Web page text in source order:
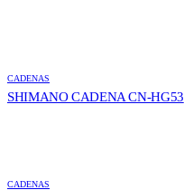
CADENAS
SHIMANO CADENA CN-HG53
CADENAS